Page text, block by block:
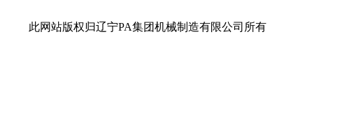
此网站版权归辽宁PA集团机械制造有限公司所有